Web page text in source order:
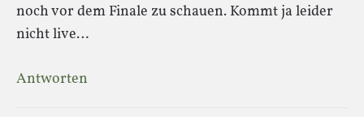
noch vor dem Finale zu schauen. Kommt ja leider
nicht live…
Antworten